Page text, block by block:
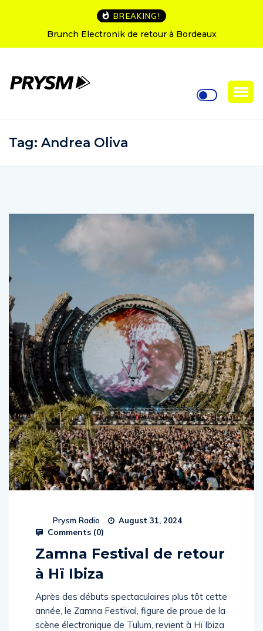
BREAKING!
L’Amnesia Ibiza fête ses 50 ans : le programme des
soirées d’ouverture
Tag: Andrea Oliva
Prysm Radio August 31, 2024
Comments (0)
Zamna Festival de retour
à Hï Ibiza
Après des débuts spectaculaires plus tôt cette
année, le Zamna Festival, figure de proue de la
scène électronique de Tulum, revient à Hï Ibiza